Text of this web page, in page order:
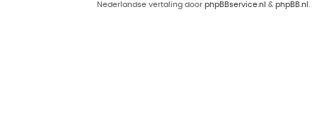
Nederlandse vertaling door phpBBservice.nl & phpBB.nl